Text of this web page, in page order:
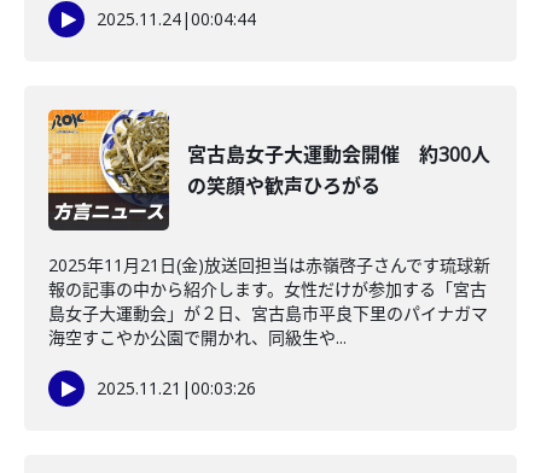
2025.11.24|00:04:44
宮古島女子大運動会開催 約300人
の笑顔や歓声ひろがる
2025年11月21日(金)放送回担当は赤嶺啓子さんです琉球新
報の記事の中から紹介します。女性だけが参加する「宮古
島女子大運動会」が２日、宮古島市平良下里のパイナガマ
海空すこやか公園で開かれ、同級生や...
2025.11.21 |00:03:26